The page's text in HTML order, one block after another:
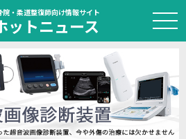
院・柔道整復師向け情報サイト
ットニュース